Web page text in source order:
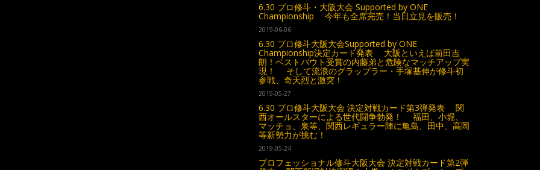
6.30 プロ修斗・大阪大会 Supported by ONE
Championship 今年も全席完売！当日立見を販売！
2019-06-06
6.30 プロ修斗大阪大会Supported by ONE
Championship決定カード発表 大阪といえば前田吉
朗！ベストバウト受賞の内藤弟と危険なマッチアップ実
現！ そして流浪のグラップラー・手塚基伸が修斗初
参戦、奇天烈と激突！
2019-05-27
6.30 プロ修斗大阪大会 決定対戦カード第3弾発表 関
西オールスターによる世代闘争勃発！ 福田、小堀、
マッチョ、泉等、関西レギュラー陣に亀島、田中、高岡
等新勢力が挑む！
2019-05-24
プロフェッショナル修斗大阪大会 決定対戦カード第2弾